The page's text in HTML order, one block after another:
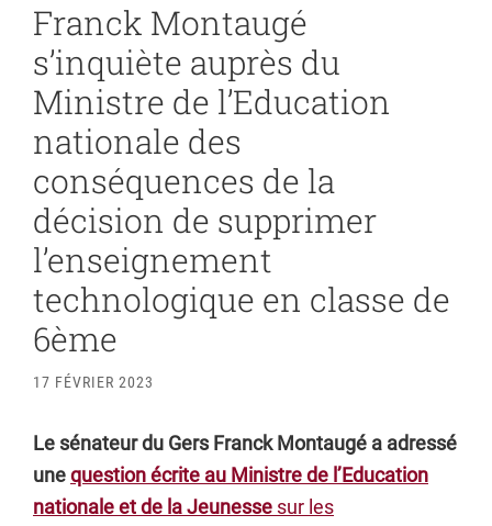
Franck Montaugé
s’inquiète auprès du
Ministre de l’Education
nationale des
conséquences de la
décision de supprimer
l’enseignement
technologique en classe de
6ème
17 FÉVRIER 2023
Le sénateur du Gers Franck Montaugé a adressé
unequestion écrite au Ministre de l’Education
nationale et de la Jeunesse sur les